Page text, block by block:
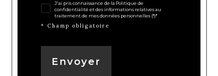
J'ai pris connaissance de la Politique de
confidentialité et des informations relatives au
traitement de mes données personnelles (*)*
* Champ obligatoire
Envoyer